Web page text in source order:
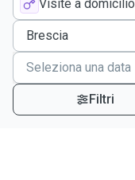
Visite a domicilio
Filtri